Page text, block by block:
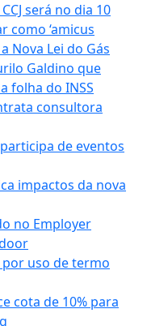
será no dia 10
como ‘amicus
Nova Lei do Gás
Galdino que
folha do INSS
consultora
de eventos
impactos da nova
no Employer
uso de termo
cota de 10% para